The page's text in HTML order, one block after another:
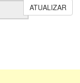
ATUALIZAR